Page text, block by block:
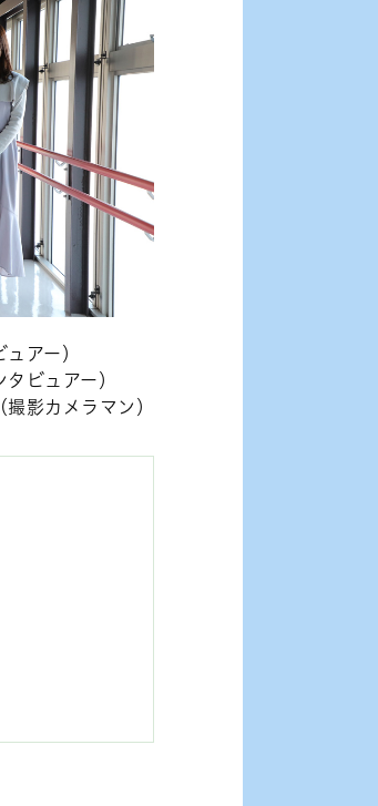
アー）
ビュアー）
影カメラマン）